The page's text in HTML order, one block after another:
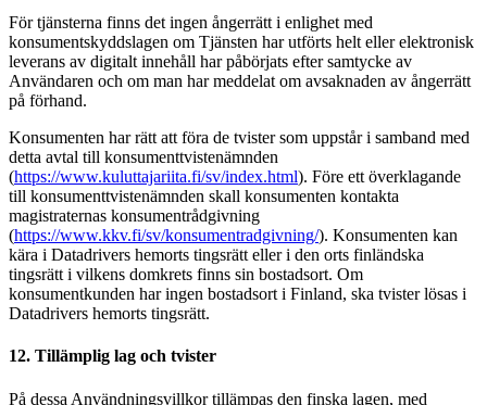
För tjänsterna finns det ingen ångerrätt i enlighet med
konsumentskyddslagen om Tjänsten har utförts helt eller elektronisk
leverans av digitalt innehåll har påbörjats efter samtycke av
Användaren och om man har meddelat om avsaknaden av ångerrätt
på förhand.
Konsumenten har rätt att föra de tvister som uppstår i samband med
detta avtal till konsumenttvistenämnden
(https://www.kuluttajariita.fi/sv/index.html). Före ett överklagande
till konsumenttvistenämnden skall konsumenten kontakta
magistraternas konsumentrådgivning
(https://www.kkv.fi/sv/konsumentradgivning/). Konsumenten kan
kära i Datadrivers hemorts tingsrätt eller i den orts finländska
tingsrätt i vilkens domkrets finns sin bostadsort. Om
konsumentkunden har ingen bostadsort i Finland, ska tvister lösas i
Datadrivers hemorts tingsrätt.
12. Tillämplig lag och tvister
På dessa Användningsvillkor tillämpas den finska lagen, med